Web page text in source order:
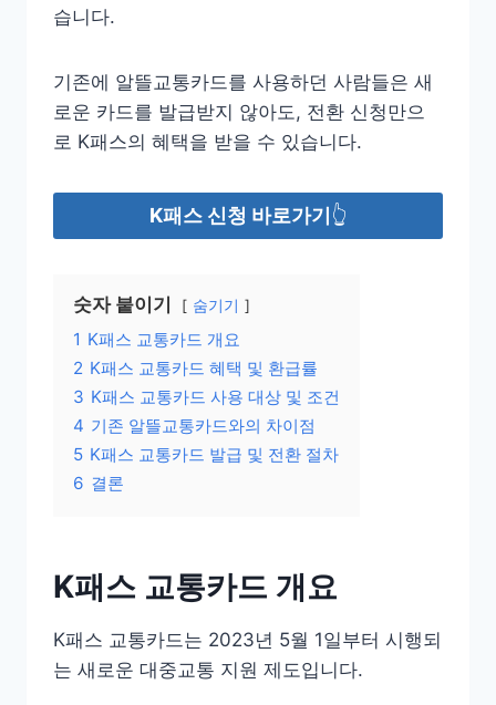
습니다.
기존에 알뜰교통카드를 사용하던 사람들은 새
로운 카드를 발급받지 않아도, 전환 신청만으
로 K패스의 혜택을 받을 수 있습니다.
K패스 신청 바로가기 👆
숫자 붙이기 숨기기
1 K패스 교통카드 개요
2 K패스 교통카드 혜택 및 환급률
3 K패스 교통카드 사용 대상 및 조건
4 기존 알뜰교통카드와의 차이점
5 K패스 교통카드 발급 및 전환 절차
6 결론
K패스 교통카드 개요
K패스 교통카드는 2023년 5월 1일부터 시행되
는 새로운 대중교통 지원 제도입니다.